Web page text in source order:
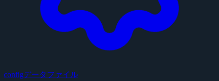
configデータファイル